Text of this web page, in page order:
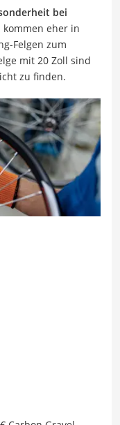
bei
kommen eher in
Felgen zum
mit 20 Zoll sind
zu finden.